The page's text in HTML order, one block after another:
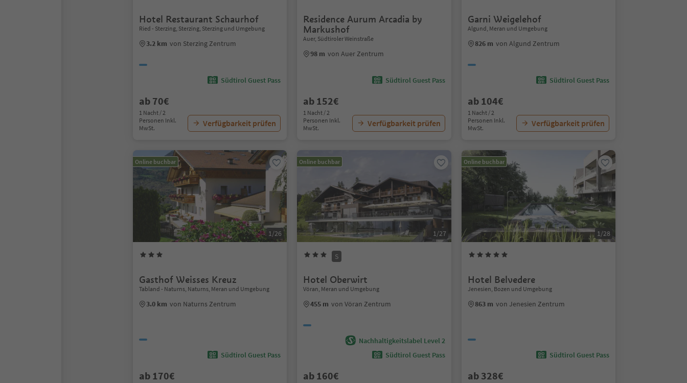
Hotel Restaurant Schaurhof
Ried - Sterzing, Sterzing, Sterzing und Umgebung
3.2 km von Sterzing Zentrum
Südtirol Guest Pass
ab 70€
1 Nacht / 2
Personen Inkl.
MwSt.
Verfügbarkeit prüfen
Residence Aurum Arcadia by
Markushof
Auer, Südtiroler Weinstraße
98 m von Auer Zentrum
Südtirol Guest Pass
ab 152€
1 Nacht / 2
Personen Inkl.
MwSt.
Verfügbarkeit prüfen
Garni Weigelehof
Algund, Meran und Umgebung
826 m von Algund Zentrum
Südtirol Guest Pass
ab 104€
1 Nacht / 2
Personen Inkl.
MwSt.
Verfügbarkeit prüfen
Online buchbar
1/26
Gasthof Weisses Kreuz
Tabland - Naturns, Naturns, Meran und Umgebung
3.0 km von Naturns Zentrum
Südtirol Guest Pass
ab 170€
Online buchbar
1/27
S
Hotel Oberwirt
Vöran, Meran und Umgebung
455 m von Vöran Zentrum
Nachhaltigkeitslabel Level 2
Südtirol Guest Pass
ab 160€
Online buchbar
1/28
Hotel Belvedere
Jenesien, Bozen und Umgebung
863 m von Jenesien Zentrum
Südtirol Guest Pass
ab 328€